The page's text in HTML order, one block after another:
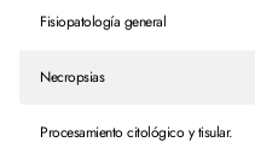
Fisiopatología general
Necropsias
Procesamiento citológico y tisular.